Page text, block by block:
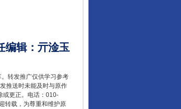
编辑： 亓淦玉
转发推广仅供学习参考
推送时未能及时与原作
或更正。电话：010-
转载，为尊重和维护原
看反腐深化